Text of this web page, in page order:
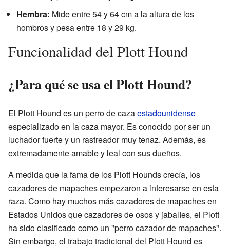
Hembra: Mide entre 54 y 64 cm a la altura de los
hombros y pesa entre 18 y 29 kg.
Funcionalidad del Plott Hound
¿Para qué se usa el Plott Hound?
El Plott Hound es un perro de cazaestadounidense
especializado en la caza mayor. Es conocido por ser un
luchador fuerte y un rastreador muy tenaz. Además, es
extremadamente amable y leal con sus dueños.
A medida que la fama de los Plott Hounds crecía, los
cazadores de mapaches empezaron a interesarse en esta
raza. Como hay muchos más cazadores de mapaches en
Estados Unidos que cazadores de osos y jabalíes, el Plott
ha sido clasificado como un "perro cazador de mapaches".
Sin embargo, el trabajo tradicional del Plott Hound es